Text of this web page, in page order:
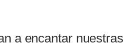
a encantar nuestras